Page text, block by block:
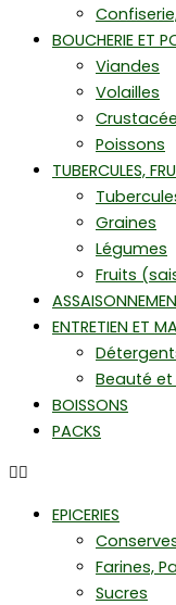
BOUCHERIE ET
Viandes
Volailles
Poissons
TUBERCULES,
Graines
Légumes
Fruits
ENTRETIEN ET
Beauté
BOISSONS
PACKS
EPICERIES
Farines,
Sucres